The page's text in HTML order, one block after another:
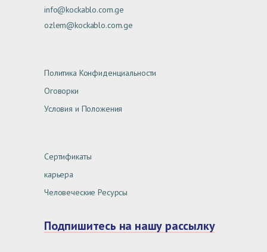
info@kockablo.com.ge
ozlem@kockablo.com.ge
Политика Конфиденциальности
Оговорки
Условия и Положения
Сертификаты
карьера
Человеческие Ресурсы
Подпишитесь на нашу рассылку